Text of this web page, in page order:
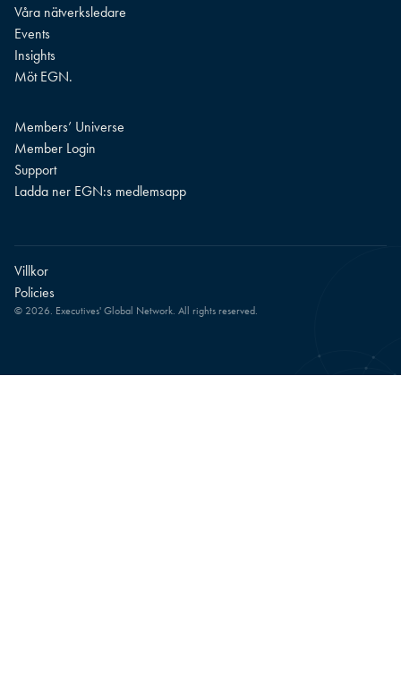
Våra nätverksledare
Events
Insights
Möt EGN.
Members’ Universe
Member Login
Support
Ladda ner EGN:s medlemsapp
© 2026. Executives' Global Network. All rights reserved.
Villkor
Policies